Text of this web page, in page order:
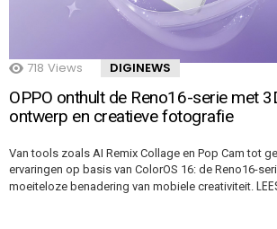
718 Views DIGINEWS
OPPO onthult de Reno16-serie met
ontwerp en creatieve fotografie
Van tools zoals AI Remix Collage en Pop Cam tot
ervaringen op basis van ColorOS 16: de Reno16-
moeiteloze benadering van mobiele creativiteit.